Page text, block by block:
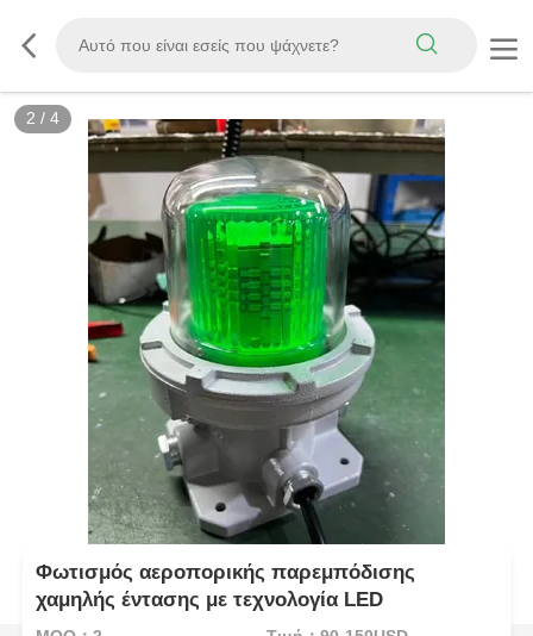
2 / 4
Φωτισμός αεροπορικής παρεμπόδισης
χαμηλής έντασης με τεχνολογία LED